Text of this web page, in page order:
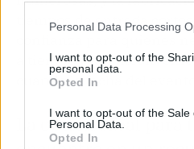
Personal Data Processing
I want to opt-out of the
personal data.
Opted In
I want to opt-out of the Sale
Personal Data.
Opted In
tiempos de entrega
a tiempo y sin
cuando la fecha del
La opción ideal